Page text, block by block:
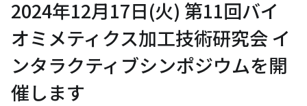
2024年12月17日(火) 第11回バイ
オミメティクス加工技術研究会 イ
ンタラクティブシンポジウムを開
催します